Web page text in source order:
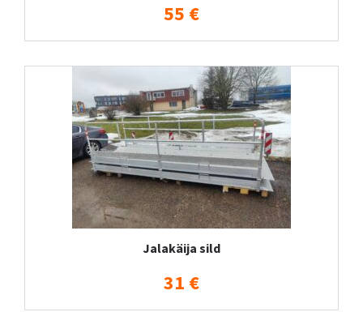
55 €
Jalakäija sild
31 €